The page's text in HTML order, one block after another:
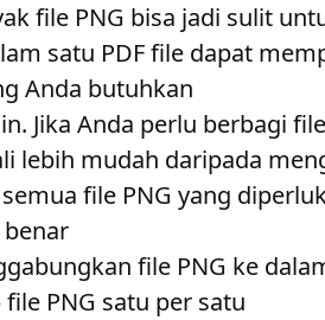
file PNG bisa jadi sulit
satu PDF file dapat
Anda butuhkan
. Jika Anda perlu berbagi
lebih mudah daripada
file PNG yang
file PNG ke
PNG satu per satu